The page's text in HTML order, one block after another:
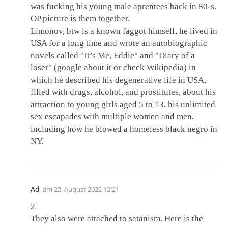
was fucking his young male aprentees back in 80-s.
OP picture is them together.
Limonov, btw is a known faggot himself, he lived in
USA for a long time and wrote an autobiographic
novels called "It’s Me, Eddie" and "Diary of a
loser" (google about it or check Wikipedia) in
which he described his degenerative life in USA,
filled with drugs, alcohol, and prostitutes, about his
attraction to young girls aged 5 to 13, his unlimited
sex escapades with multiple women and men,
including how he blowed a homeless black negro in
NY.
Ad am 22. August 2022 12:21
2
They also were attached to satanism. Here is the